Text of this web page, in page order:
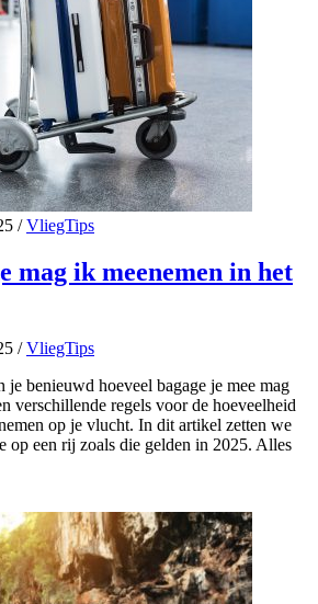
/ VliegTips
mag ik meenemen in het
/ VliegTips
je benieuwd hoeveel bagage je mee mag
verschillende regels voor de hoeveelheid
op je vlucht. In dit artikel zetten we
op een rij zoals die gelden in 2025. Alles